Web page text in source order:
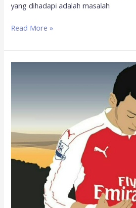
yang dihadapi adalah masalah
Read More »
Arsenal
yang
Membela